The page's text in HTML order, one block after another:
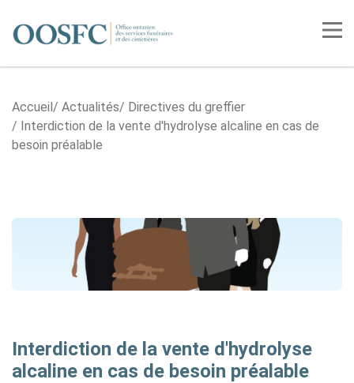
Accueil
Accueil Actualités
Directives du greffier
Interdiction de la vente d'hydrolyse alcaline en cas de
besoin préalable
Interdiction de la vente d'hydrolyse
alcaline en cas de besoin préalable